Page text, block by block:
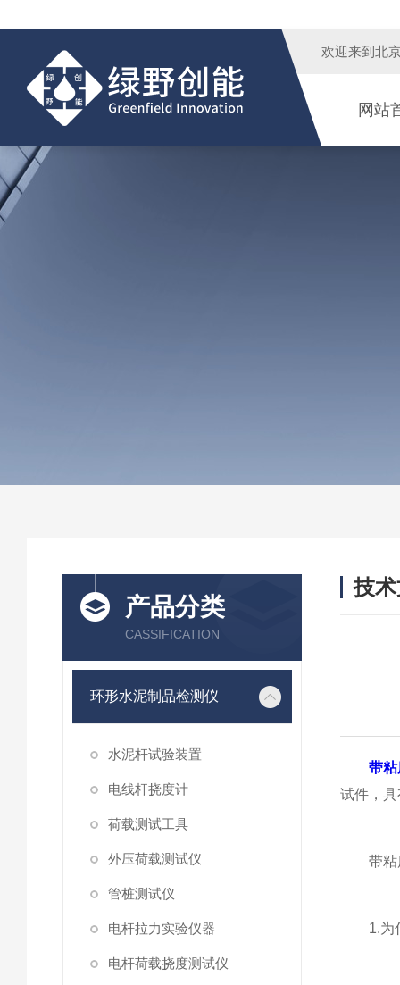
欢迎来到 北
网站
产品分类
CASSIFICATION
环形水泥制品检测仪
水泥杆试验装置
电线杆挠度计
荷载测试工具
外压荷载测试仪
管桩测试仪
电杆拉力实验仪器
电杆荷载挠度测试仪
技
带
试件，
带粘度
1.为什